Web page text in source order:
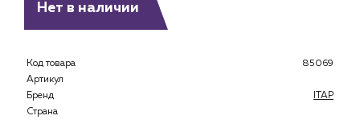
Каталог
Нет в наличии
Код товара
85069
Артикул
Бренд
ITAP
Страна